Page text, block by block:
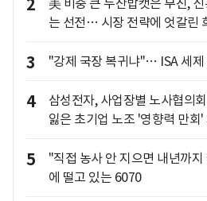
2
美 비중 큰 두산밥캣은 부진,
는 선전… 시장 전략에 엇갈린
3 "강제 국장 복귀냐"… ISA 세제
4
삼성전자, 사업장별 노사협의
잃은 초기업 노조 '영향력 만회'
5
"직접 농사 안 지으면 내년까
에 떨고 있는 6070